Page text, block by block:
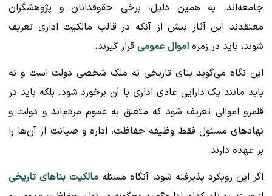
جامعه‌اند. به همین دلیل، برخی حقوقدانان و پژوهشگران
معتقدند این آثار بیش از آنکه در قالب مالکیت اداری تعریف
شوند، باید در زمره اموال عمومی قرار گیرند.
این نگاه می‌گوید بنای تاریخی نه ملک شخصی دولت است و نه
باید مانند یک دارایی عادی اداری با آن برخورد شود. بلکه باید در
قلمرو اموالی تعریف شود که متعلق به عموم مردم‌اند و دولت و
نهادهای مسئول فقط وظیفه حفاظت، اداره و صیانت از آن‌ها را
بر عهده دارند.
اگر این رویکرد پذیرفته شود، آنگاه مسئله مالکیت بناهای تاریخی